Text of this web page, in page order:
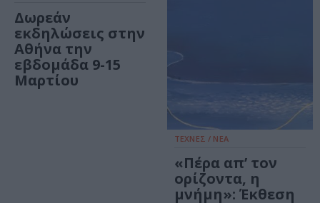
Δωρεάν
εκδηλώσεις στην
Αθήνα την
εβδομάδα 9-15
Μαρτίου
ΤΕΧΝΕΣ / ΝΕΑ
«Πέρα απ’ τον
ορίζοντα, η
μνήμη»: Έκθεση